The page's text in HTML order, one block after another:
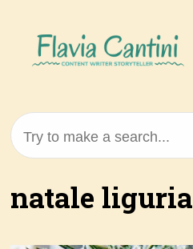
Try to make a search...
natale liguria